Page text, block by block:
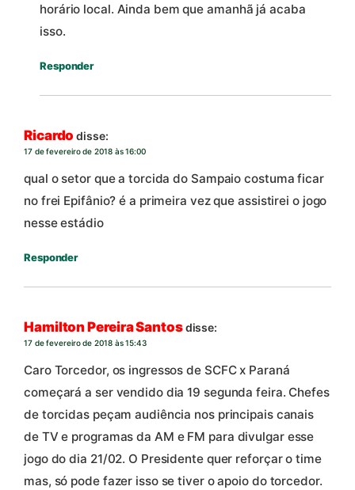
horário local. Ainda bem que amanhã já acaba
isso.
Responder
Ricardo disse:
17 de fevereiro de 2018 às 16:00
qual o setor que a torcida do Sampaio costuma ficar
no frei Epifânio? é a primeira vez que assistirei o jogo
nesse estádio
Responder
Hamilton Pereira Santosdisse:
17 de fevereiro de 2018 às 15:43
Caro Torcedor, os ingressos de SCFC x Paraná
começará a ser vendido dia 19 segunda feira. Chefes
de torcidas peçam audiência nos principais canais
de TV e programas da AM e FM para divulgar esse
jogo do dia 21/02. O Presidente quer reforçar o time
mas, só pode fazer isso se tiver o apoio do torcedor.